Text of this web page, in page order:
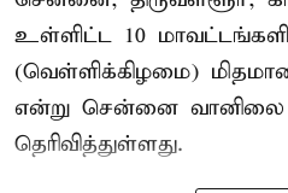
உள்ளிட்ட 10
(வெள்ளிக்கிழமை)
என்று சென்னை
தெரிவித்துள்ளது.